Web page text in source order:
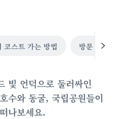
코스트 가는 방법 방문 시기
빛 언덕으로 둘러싸인
수와 동굴, 국립공원들이
나보세요.